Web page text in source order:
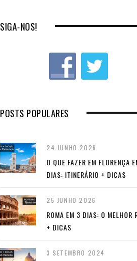
SIGA-NOS!
POSTS POPULARES
24 JUNHO 2026
O QUE FAZER EM FLORENÇA
DIAS: ITINERÁRIO + DICAS
25 JUNHO 2026
ROMA EM 3 DIAS: O MELHOR
+ DICAS
3 SETEMBRO 2024